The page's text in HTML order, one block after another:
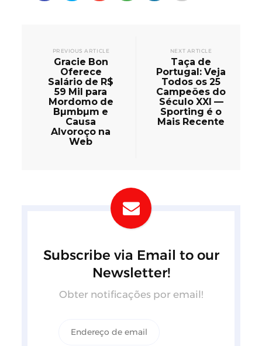
PREVIOUS ARTICLE
Gracie Bon
Oferece
Salário de R$
59 Mil para
Mordomo de
Bµmbµm e
Causa
Alvoroço na
Web
NEXT ARTICLE
Taça de
Portugal: Veja
Todos os 25
Campeões do
Século XXI —
Sporting é o
Mais Recente
Subscribe via Email to our
Newsletter!
Obter notificações por email!